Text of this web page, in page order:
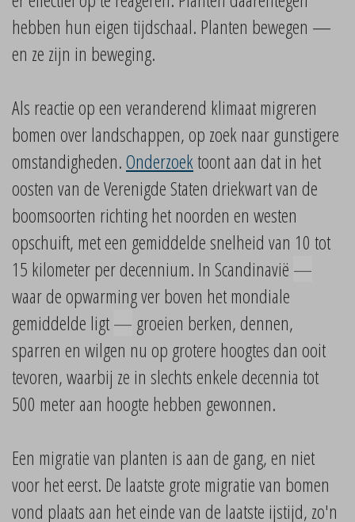
hebben hun eigen tijdschaal. Planten bewegen —
en ze zijn in beweging.
Als reactie op een veranderend klimaat migreren
bomen over landschappen, op zoek naar gunstigere
omstandigheden.Onderzoektoont aan dat in het
oosten van de Verenigde Staten driekwart van de
boomsoorten richting het noorden en westen
opschuift, met een gemiddelde snelheid van 10 tot
15 kilometer per decennium. In Scandinavië —
waar de opwarming ver boven het mondiale
gemiddelde ligt— groeien berken, dennen,
sparren en wilgen nu op grotere hoogtes dan ooit
tevoren, waarbij ze in slechts enkele decennia tot
500 meter aan hoogte hebben gewonnen.
Een migratie van planten is aan de gang, en niet
voor het eerst. De laatste grote migratie van bomen
vond plaats aan het einde van de laatste ijstijd, zo'n